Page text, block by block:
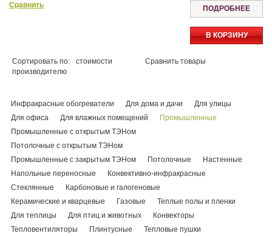
Сравнить ПОДРОБНЕЕ
В КОРЗИНУ
Сортировать по:
стоимости
производителю
Сравнить товары
Инфракрасные обогреватели Для дома и дачи
Для улицы
Для офиса
Для влажных помещений
Промышленные
Промышленные с открытым ТЭНом
Потолочные с открытым ТЭНом
Промышленные с закрытым ТЭНом
Потолочные
Настенные
Напольные переносные
Конвективно-инфракрасные
Стеклянные
Карбоновые и галогеновые
Керамические и кварцевые
Газовые
Теплые полы и пленки
Для теплицы
Для птиц и животных
Конвекторы
Тепловентиляторы
Плинтусные
Тепловые пушки